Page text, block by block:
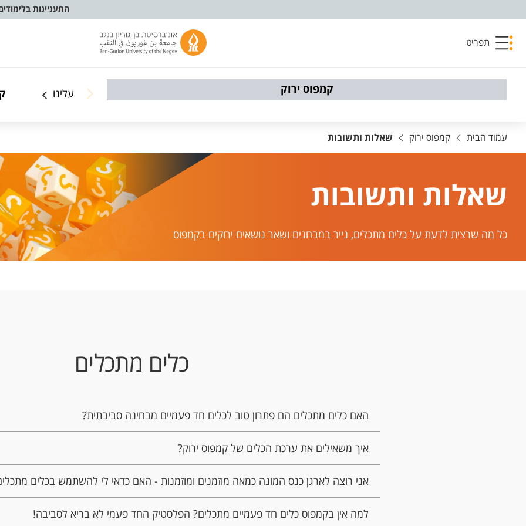
התעניינות
תפריט
קמפוס ירוק עלינו
עמוד הבית קמפוס ירוק שאלות ותשובות
שאלות ותשובות
​​​​​כל מה שרצית לדעת על כלים מתכלים, נייר במבחנים ושאר נושאים ירוקים בקמפוס
כלים מתכלים
האם כלים מתכלים הם פתרון טוב לכלים חד פעמיים מבחינה סביבתית?
איך משאילים את ערכת הכלים של קמפוס ירוק?
אני רוצה לארגן כנס המונה כמאה מוזמנים ומוזמנות - האם כדאי לי להשתמש בכלים
למה אין בקמפוס כלים חד פעמיים מתכלים? הפלסטיק החד פעמי לא בריא לסביבה!